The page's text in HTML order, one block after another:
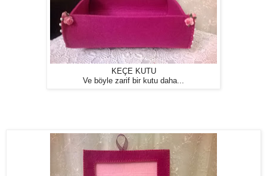
KEÇE KUTU
Ve böyle zarif bir kutu daha...